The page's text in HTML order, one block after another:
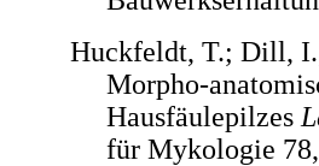
Huckfeldt, T.; Dill,
Morpho-
Hausfäulepilzes
für Mykologie